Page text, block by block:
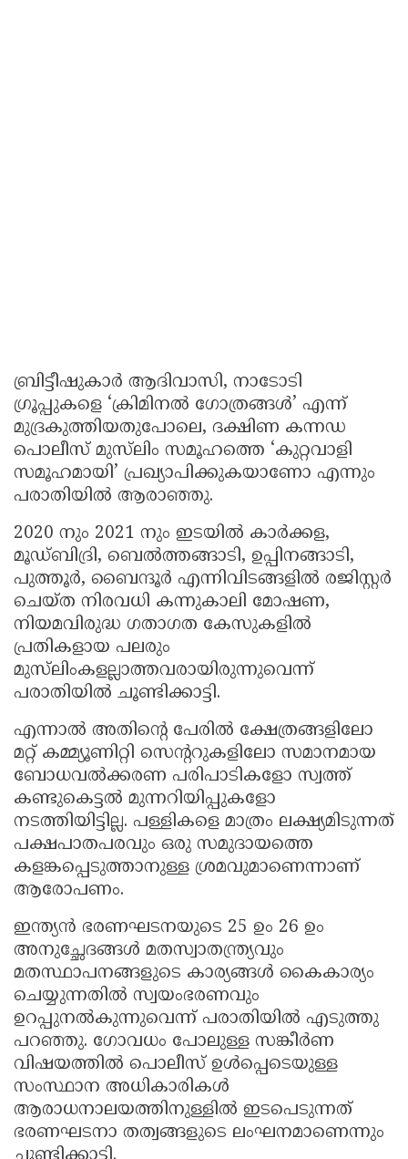
ബ്രിട്ടീഷുകാർ ആദിവാസി, നാടോടി
ഗ്രൂപ്പുകളെ ‘ക്രിമിനൽ ഗോത്രങ്ങൾ’ എന്ന്
മുദ്രകുത്തിയതുപോലെ, ദക്ഷിണ കന്നഡ
പൊലീസ് മുസ്‌ലിം സമൂഹത്തെ ‘കുറ്റവാളി
സമൂഹമായി’ പ്രഖ്യാപിക്കുകയാണോ എന്നും
പരാതിയിൽ ആരാഞ്ഞു.
2020 നും 2021 നും ഇടയിൽ കാർക്കള,
മൂഡ്ബിദ്രി, ബെൽത്തങ്ങാടി, ഉപ്പിനങ്ങാടി,
പുത്തൂർ, ബൈന്ദൂർ എന്നിവിടങ്ങളിൽ രജിസ്റ്റർ
ചെയ്ത നിരവധി കന്നുകാലി മോഷണ,
നിയമവിരുദ്ധ ഗതാഗത കേസുകളിൽ
പ്രതികളായ പലരും
മുസ്‌ലിംകളല്ലാത്തവരായിരുന്നുവെന്ന്
പരാതിയിൽ ചൂണ്ടിക്കാട്ടി.
എന്നാൽ അതിന്റെ പേരിൽ ക്ഷേത്രങ്ങളിലോ
മറ്റ് കമ്മ്യൂണിറ്റി സെന്ററുകളിലോ സമാനമായ
ബോധവൽക്കരണ പരിപാടികളോ സ്വത്ത്
കണ്ടുകെട്ടൽ മുന്നറിയിപ്പുകളോ
നടത്തിയിട്ടില്ല. പള്ളികളെ മാത്രം ലക്ഷ്യമിടുന്നത്
പക്ഷപാതപരവും ഒരു സമുദായത്തെ
കളങ്കപ്പെടുത്താനുള്ള ശ്രമവുമാണെന്നാണ്
ആരോപണം.
ഇന്ത്യൻ ഭരണഘടനയുടെ 25 ഉം 26 ഉം
അനുച്ഛേദങ്ങൾ മതസ്വാതന്ത്ര്യവും
മതസ്ഥാപനങ്ങളുടെ കാര്യങ്ങൾ കൈകാര്യം
ചെയ്യുന്നതിൽ സ്വയംഭരണവും
ഉറപ്പുനൽകുന്നുവെന്ന് പരാതിയിൽ എടുത്തു
പറഞ്ഞു. ഗോവധം പോലുള്ള സങ്കീർണ
വിഷയത്തിൽ പൊലീസ് ഉൾപ്പെടെയുള്ള
സംസ്ഥാന അധികാരികൾ
ആരാധനാലയത്തിനുള്ളിൽ ഇടപെടുന്നത്
ഭരണഘടനാ തത്വങ്ങളുടെ ലംഘനമാണെന്നും